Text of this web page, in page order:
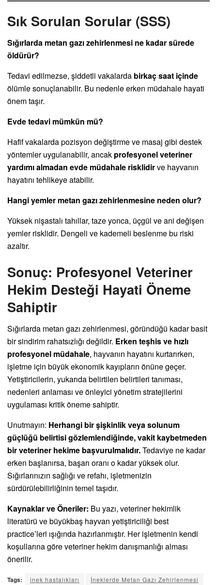
Sık Sorulan Sorular (SSS)
Sığırlarda metan gazı zehirlenmesi ne kadar sürede
öldürür?
Tedavi edilmezse, şiddetli vakalarda birkaç saat içinde
ölümle sonuçlanabilir. Bu nedenle erken müdahale hayati
önem taşır.
Evde tedavi mümkün mü?
Hafif vakalarda pozisyon değiştirme ve masaj gibi destek
yöntemler uygulanabilir, ancak profesyonel veteriner
yardımı almadan evde müdahale risklidirve hayvanın
hayatını tehlikeye atabilir.
Hangi yemler metan gazı zehirlenmesine neden olur?
Yüksek nişastalı tahıllar, taze yonca, üçgül ve ani değişen
yemler risklidir. Dengeli ve kademeli beslenme bu riski
azaltır.
Sonuç: Profesyonel Veteriner
Hekim Desteği Hayati Öneme
Sahiptir
Sığırlarda metan gazı zehirlenmesi, göründüğü kadar basit
bir sindirim rahatsızlığı değildir. Erken teşhis ve hızlı
profesyonel müdahale, hayvanın hayatını kurtarırken,
işletme için büyük ekonomik kayıpların önüne geçer.
Yetiştiricilerin, yukarıda belirtilen belirtileri tanıması,
nedenleri anlaması ve önleyici yönetim stratejilerini
uygulaması kritik öneme sahiptir.
Unutmayın: Herhangi bir şişkinlik veya solunum
güçlüğü belirtisi gözlemlendiğinde, vakit kaybetmeden
bir veteriner hekime başvurulmalıdır.Tedaviye ne kadar
erken başlanırsa, başarı oranı o kadar yüksek olur.
Sığırlarınızın sağlığı ve refahı, işletmenizin
sürdürülebilirliğinin temel taşıdır.
Kaynaklar ve Öneriler: Bu yazı, veteriner hekimlik
literatürü ve büyükbaş hayvan yetiştiriciliği best
practice’leri ışığında hazırlanmıştır. Her işletmenin kendi
koşullarına göre veteriner hekim danışmanlığı alması
önerilir.
Tags: inek hastalıkları
İneklerde Metan Gazı Zehirlenmesi